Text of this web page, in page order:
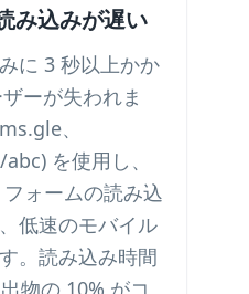
み込みが遅い
に 3 秒以上かか
ーが失われま
、
を使用し、
ォームの読み込
低速のモバイル
。読み込み時間
物の 10% がコ